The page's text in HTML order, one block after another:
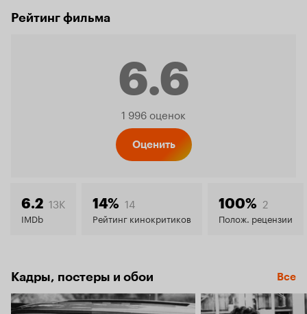
Рейтинг фильма
6.6
Рейтинг
6.6
1 996 оценок
Оценить
6.2 13K
IMDb
14% 14
Рейтинг кинокритиков
100% 2
Полож. рецензии
Кадры, постеры и обои Все